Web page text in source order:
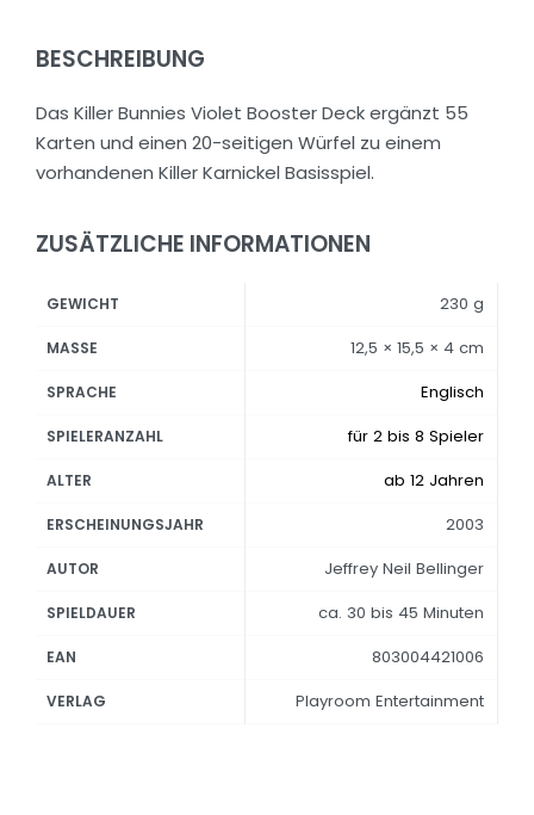
BESCHREIBUNG
Das Killer Bunnies Violet Booster Deck ergänzt 55
Karten und einen 20-seitigen Würfel zu einem
vorhandenen Killer Karnickel Basisspiel.
ZUSÄTZLICHE INFORMATIONEN
GEWICHT 230 g
MASSE 12,5 × 15,5 × 4 cm
SPRACHE Englisch
SPIELERANZAHL für 2 bis 8 Spieler
ALTER ab 12 Jahren
ERSCHEINUNGSJAHR 2003
AUTOR Jeffrey Neil Bellinger
SPIELDAUER ca. 30 bis 45 Minuten
EAN 803004421006
VERLAG Playroom Entertainment